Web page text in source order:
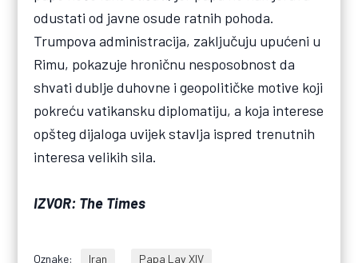
odustati od javne osude ratnih pohoda.
Trumpova administracija, zaključuju upućeni u
Rimu, pokazuje hroničnu nesposobnost da
shvati dublje duhovne i geopolitičke motive koji
pokreću vatikansku diplomatiju, a koja interese
opšteg dijaloga uvijek stavlja ispred trenutnih
interesa velikih sila.
IZVOR: The Times
Oznake: Iran Papa Lav XIV